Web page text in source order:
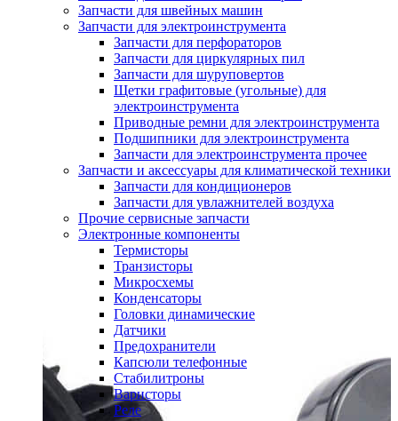
Запчасти для швейных машин
Запчасти для электроинструмента
Запчасти для перфораторов
Запчасти для циркулярных пил
Запчасти для шуруповертов
Щетки графитовые (угольные) для
электроинструмента
Приводные ремни для электроинструмента
Подшипники для электроинструмента
Запчасти для электроинструмента прочее
Запчасти и аксессуары для климатической техники
Запчасти для кондиционеров
Запчасти для увлажнителей воздуха
Прочие сервисные запчасти
Электронные компоненты
Термисторы
Транзисторы
Микросхемы
Конденсаторы
Головки динамические
Датчики
Предохранители
Капсюли телефонные
Стабилитроны
Варисторы
Реле